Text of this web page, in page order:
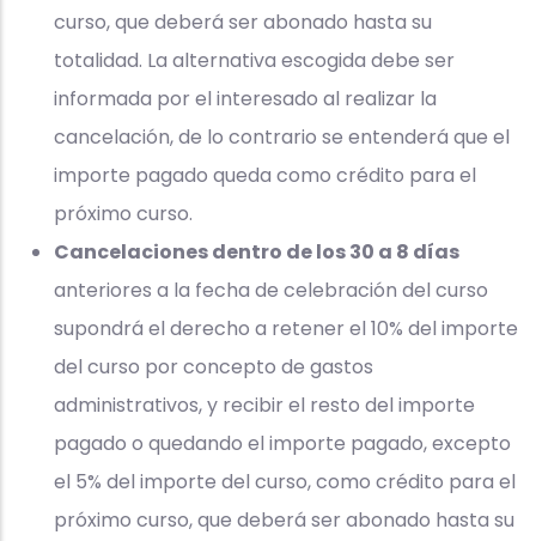
curso, que deberá ser abonado hasta su
totalidad. La alternativa escogida debe ser
informada por el interesado al realizar la
cancelación, de lo contrario se entenderá que el
importe pagado queda como crédito para el
próximo curso.
Cancelaciones dentro de los 30 a 8 días
anteriores a la fecha de celebración del curso
supondrá el derecho a retener el 10% del importe
del curso por concepto de gastos
administrativos, y recibir el resto del importe
pagado o quedando el importe pagado, excepto
el 5% del importe del curso, como crédito para el
próximo curso, que deberá ser abonado hasta su